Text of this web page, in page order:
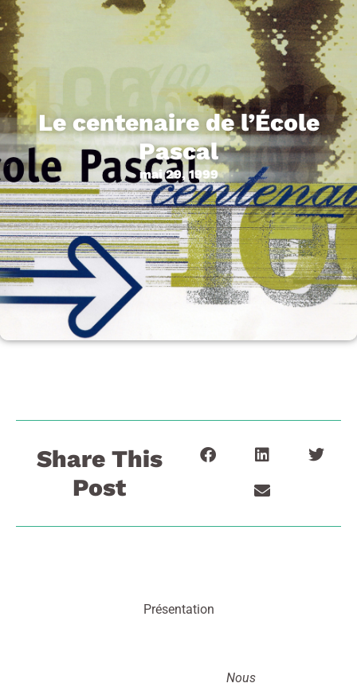
Le centenaire de l’École
Pascal
mai 29, 1999
Share This
Post
Présentation
Nous